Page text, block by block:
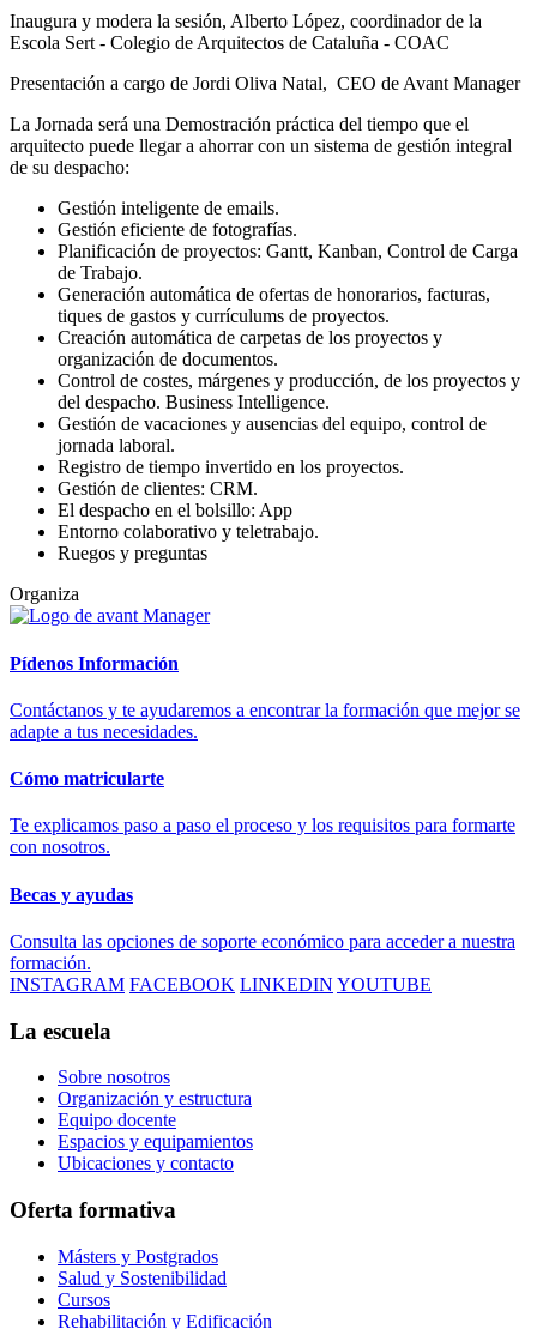
Inaugura y modera la sesión, Alberto López, coordinador de la
Escola Sert - Colegio de Arquitectos de Cataluña - COAC
Presentación a cargo de Jordi Oliva Natal, CEO de Avant Manager
La Jornada será una Demostración práctica del tiempo que el
arquitecto puede llegar a ahorrar con un sistema de gestión integral
de su despacho:
Gestión inteligente de emails.
Gestión eficiente de fotografías.
Planificación de proyectos: Gantt, Kanban, Control de Carga
de Trabajo.
Generación automática de ofertas de honorarios, facturas,
tiques de gastos y currículums de proyectos.
Creación automática de carpetas de los proyectos y
organización de documentos.
Control de costes, márgenes y producción, de los proyectos y
del despacho. Business Intelligence.
Gestión de vacaciones y ausencias del equipo, control de
jornada laboral.
Registro de tiempo invertido en los proyectos.
Gestión de clientes: CRM.
El despacho en el bolsillo: App
Entorno colaborativo y teletrabajo.
Ruegos y preguntas
Organiza
Pídenos Información
Contáctanos y te ayudaremos a encontrar la formación que mejor se
adapte a tus necesidades.
Cómo matricularte
Te explicamos paso a paso el proceso y los requisitos para formarte
con nosotros.
Becas y ayudas
Consulta las opciones de soporte económico para acceder a nuestra
formación.
INSTAGRAM FACEBOOK LINKEDIN YOUTUBE
La escuela
Sobre nosotros
Organización y estructura
Equipo docente
Espacios y equipamientos
Ubicaciones y contacto
Oferta formativa
Másters y Postgrados
Salud y Sostenibilidad
Cursos
Rehabilitación y Edificación